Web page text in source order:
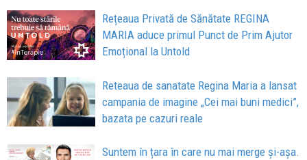
Rețeaua Privată de Sănătate REGINA
MARIA aduce primul Punct de Prim Ajutor
Emoțional la Untold
Reteaua de sanatate Regina Maria a lansat
campania de imagine „Cei mai buni medici”,
bazata pe cazuri reale
Suntem în țara în care nu mai merge și-așa.